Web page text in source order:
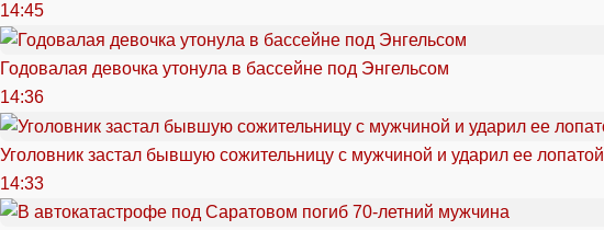
14:45
Годовалая девочка утонула в бассейне под Энгельсом
14:36
Уголовник застал бывшую сожительницу с мужчиной и ударил ее лопатой
14:33